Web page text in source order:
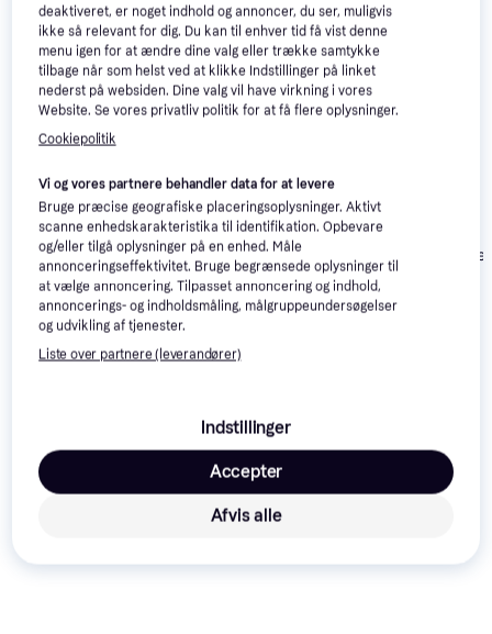
Se vores forslag til andre produkter, der matcher dine
interesser. Vis alle
Blanco Linus S 517184
Stål
4.199 kr.
Oras Safira Comfort
(1032F) Krom
Hansgrohe
(74800000)
SCHÜTTE London (79700) Krom
480 kr.
. Det er den bedste pris lige nu hos 1 butik.
Sammenlign:
deaktiveret, er noget indhold og annoncer, du ser, muligvis
ikke så relevant for dig. Du kan til enhver tid få vist denne
menu igen for at ændre dine valg eller trække samtykke
tilbage når som helst ved at klikke Indstillinger på linket
nederst på websiden. Dine valg vil have virkning i vores
Website. Se vores privatliv politik for at få flere oplysninger.
Cookiepolitik
Vi og vores partnere behandler data for at levere
Bruge præcise geografiske placeringsoplysninger. Aktivt
scanne enhedskarakteristika til identifikation. Opbevare
og/eller tilgå oplysninger på en enhed. Måle
annonceringseffektivitet. Bruge begrænsede oplysninger til
at vælge annoncering. Tilpasset annoncering og indhold,
annoncerings- og indholdsmåling, målgruppeundersøgelser
og udvikling af tjenester.
Liste over partnere (leverandører)
Indstillinger
Afvis alle
Accepter